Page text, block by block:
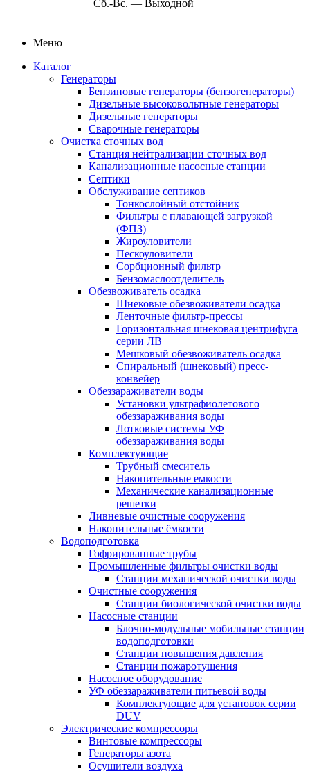
Сб.-Вс. — Выходной
Меню
Каталог
Генераторы
Бензиновые генераторы (бензогенераторы)
Дизельные высоковольтные генераторы
Дизельные генераторы
Сварочные генераторы
Очистка сточных вод
Станция нейтрализации сточных вод
Канализационные насосные станции
Септики
Обслуживание септиков
Тонкослойный отстойник
Фильтры с плавающей загрузкой
(ФПЗ)
Жироуловители
Пескоуловители
Сорбционный фильтр
Бензомаслоотделитель
Обезвоживатель осадка
Шнековые обезвоживатели осадка
Ленточные фильтр-прессы
Горизонтальная шнековая центрифуга
серии ЛВ
Мешковый обезвоживатель осадка
Спиральный (шнековый) пресс-
конвейер
Обеззараживатели воды
Установки ультрафиолетового
обеззараживания воды
Лотковые системы УФ
обеззараживания воды
Комплектующие
Трубный смеситель
Накопительные емкости
Механические канализационные
решетки
Ливневые очистные сооружения
Накопительные ёмкости
Водоподготовка
Гофрированные трубы
Промышленные фильтры очистки воды
Станции механической очистки воды
Очистные сооружения
Станции биологической очистки воды
Насосные станции
Блочно-модульные мобильные станции
водоподготовки
Станции повышения давления
Станции пожаротушения
Насосное оборудование
УФ обеззараживатели питьевой воды
Комплектующие для установок серии
DUV
Электрические компрессоры
Винтовые компрессоры
Генераторы азота
Осушители воздуха